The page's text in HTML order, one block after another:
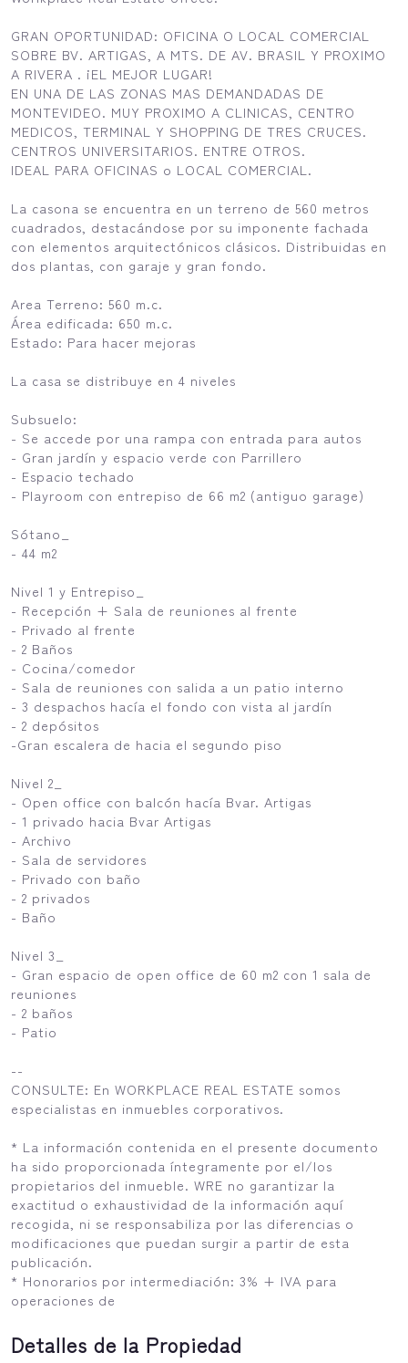
GRAN OPORTUNIDAD: OFICINA O LOCAL COMERCIAL
SOBRE BV. ARTIGAS, A MTS. DE AV. BRASIL Y PROXIMO
A RIVERA . ¡EL MEJOR LUGAR!
EN UNA DE LAS ZONAS MAS DEMANDADAS DE
MONTEVIDEO. MUY PROXIMO A CLINICAS, CENTRO
MEDICOS, TERMINAL Y SHOPPING DE TRES CRUCES.
CENTROS UNIVERSITARIOS. ENTRE OTROS.
IDEAL PARA OFICINAS o LOCAL COMERCIAL.
La casona se encuentra en un terreno de 560 metros
cuadrados, destacándose por su imponente fachada
con elementos arquitectónicos clásicos. Distribuidas en
dos plantas, con garaje y gran fondo.
Area Terreno: 560 m.c.
Área edificada: 650 m.c.
Estado: Para hacer mejoras
La casa se distribuye en 4 niveles
Subsuelo:
- Se accede por una rampa con entrada para autos
- Gran jardín y espacio verde con Parrillero
- Espacio techado
- Playroom con entrepiso de 66 m2 (antiguo garage)
Sótano_
- 44 m2
Nivel 1 y Entrepiso_
- Recepción + Sala de reuniones al frente
- Privado al frente
- 2 Baños
- Cocina/comedor
- Sala de reuniones con salida a un patio interno
- 3 despachos hacía el fondo con vista al jardín
- 2 depósitos
-Gran escalera de hacia el segundo piso
Nivel 2_
- Open office con balcón hacía Bvar. Artigas
- 1 privado hacia Bvar Artigas
- Archivo
- Sala de servidores
- Privado con baño
- 2 privados
- Baño
Nivel 3_
- Gran espacio de open office de 60 m2 con 1 sala de
reuniones
- 2 baños
- Patio
--
CONSULTE: En WORKPLACE REAL ESTATE somos
especialistas en inmuebles corporativos.
* La información contenida en el presente documento
ha sido proporcionada íntegramente por el/los
propietarios del inmueble. WRE no garantizar la
exactitud o exhaustividad de la información aquí
recogida, ni se responsabiliza por las diferencias o
modificaciones que puedan surgir a partir de esta
publicación.
* Honorarios por intermediación: 3% + IVA para
operaciones de
Detalles de la Propiedad